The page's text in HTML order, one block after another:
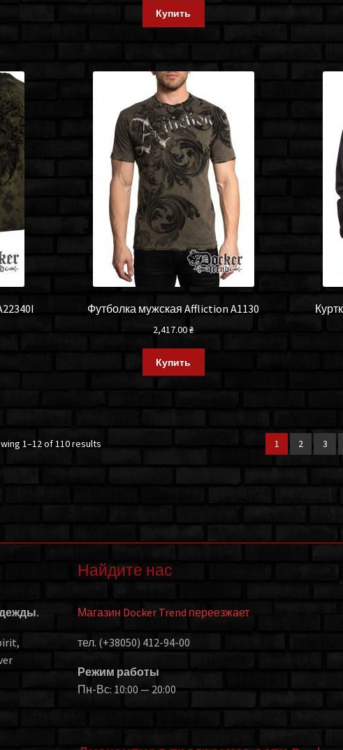
Купить
Футболка мужская Affliction A1130
2,417.00₴
Купить
1–12 of 110 results 1 2 3
Найдите нас
Магазин Docker Trend переезжает
тел. (+38050) 412-94-00
Режим работы
Пн-Вс: 10:00 — 20:00